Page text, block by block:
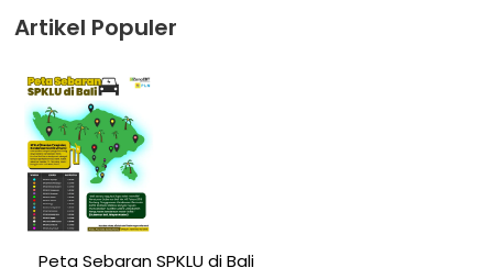
Artikel Populer
Peta Sebaran SPKLU di Bali